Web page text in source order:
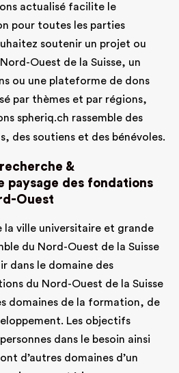
actualisé facilite le
pour toutes les parties
soutenir un projet ou
Ouest de la Suisse, un
ou une plateforme de dons
par thèmes et par régions,
spheriq.ch rassemble des
des soutiens et des bénévoles.
&
paysage des fondations
Ouest
la ville universitaire et grande
du Nord-Ouest de la Suisse
dans le domaine des
du Nord-Ouest de la Suisse
domaines de la formation, de
Les objectifs
dans le besoin ainsi
d’autres domaines d’un